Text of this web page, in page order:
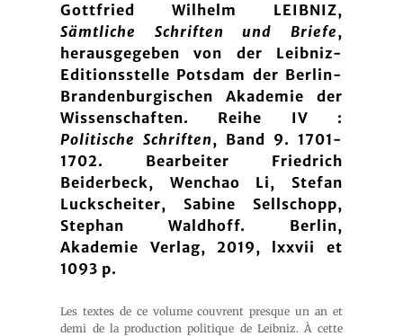
Gottfried Wilhelm LEIBNIZ,
Sämtliche Schriften und Briefe,
herausgegeben von der Leibniz-
Editionsstelle Potsdam der Berlin-
Brandenburgischen Akademie der
Wissenschaften. Reihe IV :
Politische Schriften, Band 9. 1701-
1702. Bearbeiter Friedrich
Beiderbeck, Wenchao Li, Stefan
Luckscheiter, Sabine Sellschopp,
Stephan Waldhoff. Berlin,
Akademie Verlag, 2019, lxxvii et
1093 p.
Les textes de ce volume couvrent presque un an et
demi de la production politique de Leibniz. À cette